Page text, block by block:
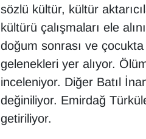
sözlü kültür, kültür
kültürü çalışmaları ele
doğum sonrası ve çocukta
gelenekleri yer alıyor.
inceleniyor. Diğer Batıl
değiniliyor. Emirdağ
getiriliyor.